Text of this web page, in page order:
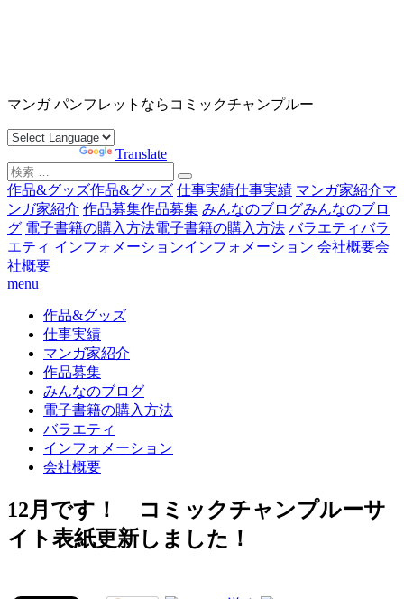
ツ
ス
ッ
プ
マンガ パンフレットならコミックチャンプルー
Translate
検
索
対
象:
作品&グッズ作品&グッズ 仕事実績仕事実績 マンガ家紹介マ
ンガ家紹介 作品募集作品募集 みんなのブログみんなのブロ
グ 電子書籍の購入方法電子書籍の購入方法 バラエティバラ
エティ インフォメーションインフォメーション 会社概要会
社概要
menu
作品&グッズ
仕事実績
マンガ家紹介
作品募集
みんなのブログ
電子書籍の購入方法
バラエティ
インフォメーション
会社概要
12月です！ コミックチャンプルーサ
イト表紙更新しました！